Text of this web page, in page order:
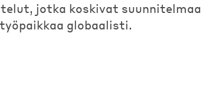
jotka koskivat suunnitelmaa
globaalisti.